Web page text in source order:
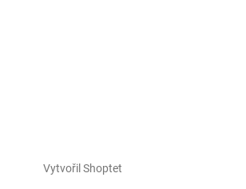
Vytvořil Shoptet